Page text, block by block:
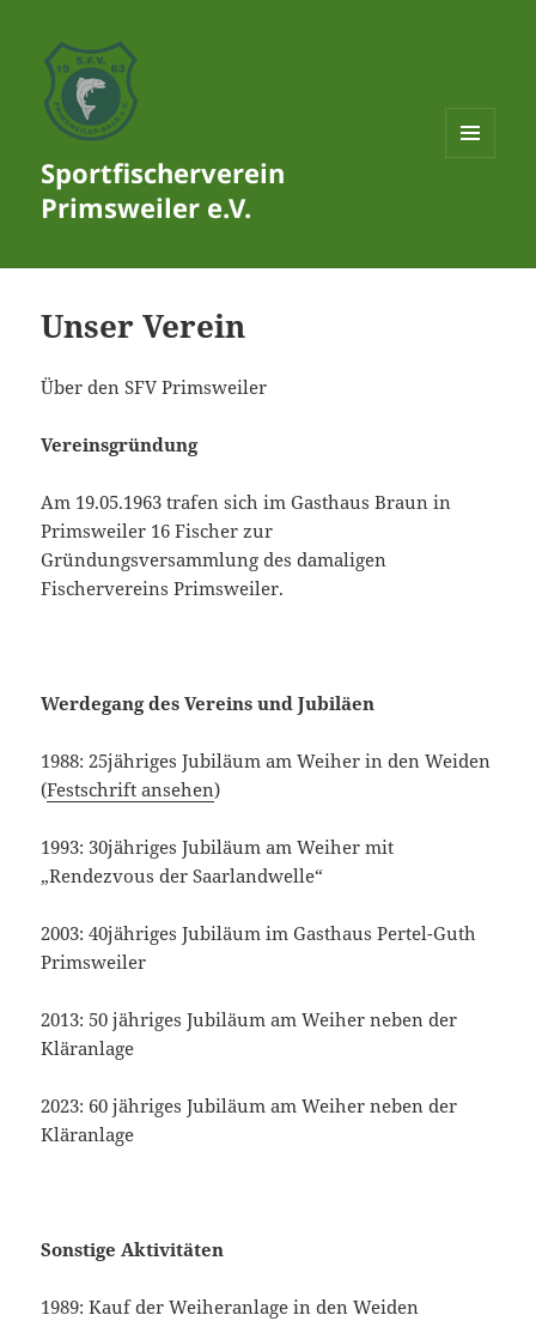
Sportfischerverein
Primsweiler e.V.
Unser Verein
Über den SFV Primsweiler
Vereinsgründung
Am 19.05.1963 trafen sich im Gasthaus Braun in
Primsweiler 16 Fischer zur
Gründungsversammlung des damaligen
Fischervereins Primsweiler.
Werdegang des Vereins und Jubiläen
1988: 25jähriges Jubiläum am Weiher in den Weiden
(Festschrift ansehen)
1993: 30jähriges Jubiläum am Weiher mit
„Rendezvous der Saarlandwelle“
2003: 40jähriges Jubiläum im Gasthaus Pertel-Guth
Primsweiler
2013: 50 jähriges Jubiläum am Weiher neben der
Kläranlage
2023: 60 jähriges Jubiläum am Weiher neben der
Kläranlage
Sonstige Aktivitäten
1989: Kauf der Weiheranlage in den Weiden